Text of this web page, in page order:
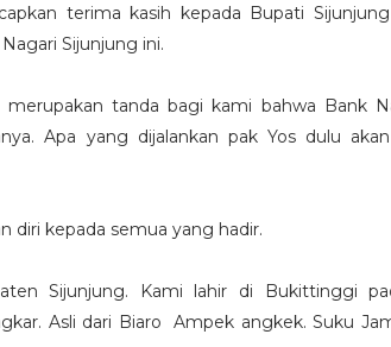
terima kasih kepada Bupati
Sijunjung ini.
tanda bagi kami bahwa Bank
Apa yang dijalankan pak Yos dulu
diri kepada semua yang hadir.
Sijunjung. Kami lahir di Bukittinggi
Asli dari Biaro Ampek angkek. Suku